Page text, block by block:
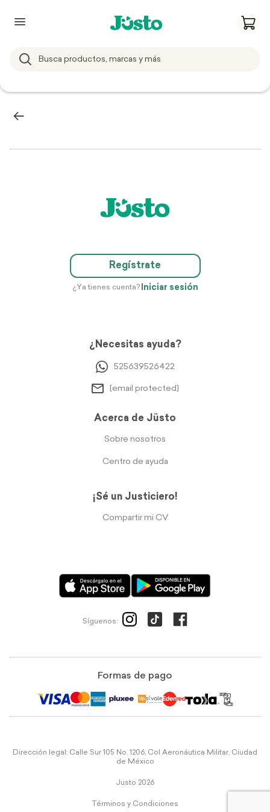
Regístrate
¿Ya tienes cuenta? Iniciar sesión
¿Necesitas ayuda?
525639526422
[email protected]
Acerca de Jüsto
Sobre nosotros
Centro de ayuda
¡Sé un Justiciero!
Compartir mi CV
Síguenos:
Formas de pago
Dirección legal: Calle Sur 105 No. 1206, Col Aeronáutica Militar, Ciudad
de México
Justo 2026
Términos y Condiciones